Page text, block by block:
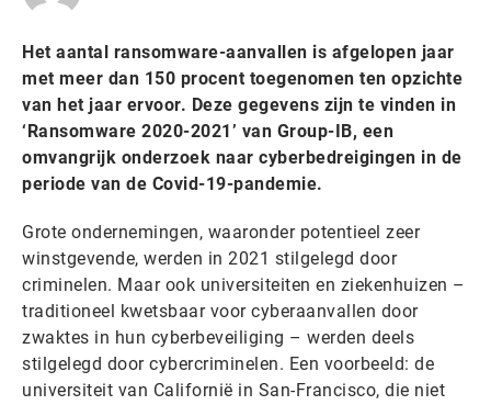
Het aantal ransomware-aanvallen is afgelopen jaar
met meer dan 150 procent toegenomen ten opzichte
van het jaar ervoor. Deze gegevens zijn te vinden in
‘Ransomware 2020-2021’ van Group-IB, een
omvangrijk onderzoek naar cyberbedreigingen in de
periode van de Covid-19-pandemie.
Grote ondernemingen, waaronder potentieel zeer
winstgevende, werden in 2021 stilgelegd door
criminelen. Maar ook universiteiten en ziekenhuizen –
traditioneel kwetsbaar voor cyberaanvallen door
zwaktes in hun cyberbeveiliging – werden deels
stilgelegd door cybercriminelen. Een voorbeeld: de
universiteit van Californië in San-Francisco, die niet